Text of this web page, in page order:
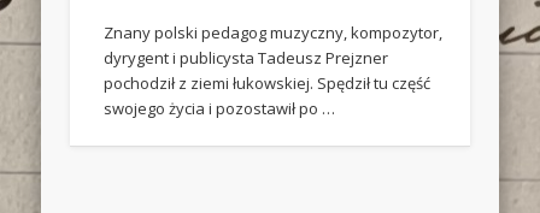
Znany polski pedagog muzyczny, kompozytor,
dyrygent i publicysta Tadeusz Prejzner
pochodził z ziemi łukowskiej. Spędził tu część
swojego życia i pozostawił po …